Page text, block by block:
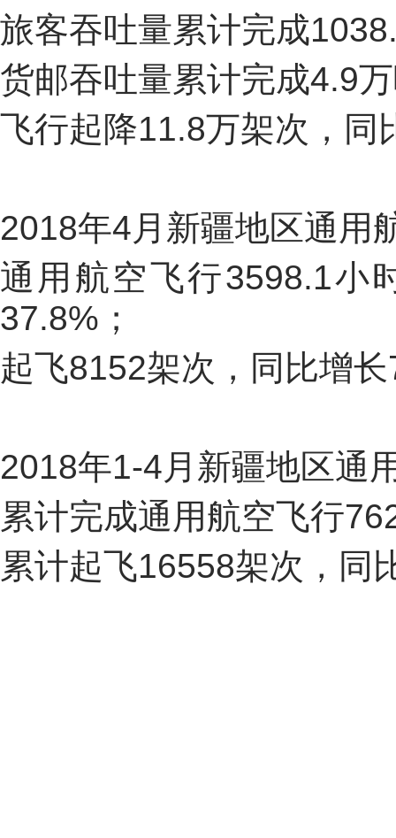
旅客吞吐量累计完成
货邮吞吐量累计完成4.9
飞行起降11.8万架次，同
2018年4月新疆地区通用
通用航空飞行3598.1小
37.8% ；
起飞8152架次，同比增长
2018年1-4月新疆地区通
累计完成通用航空飞行
累计起飞16558架次，同